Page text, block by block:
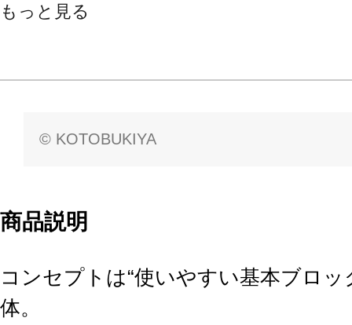
もっと見る
© KOTOBUKIYA
商品説明
コンセプトは“使いやすい基本ブロ
体。